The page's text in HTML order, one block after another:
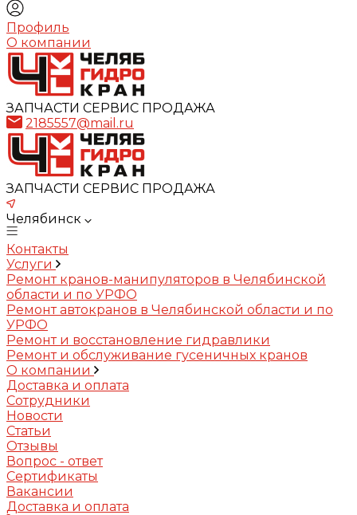
Профиль
О компании
ЗАПЧАСТИ СЕРВИС ПРОДАЖА
2185557@mail.ru
ЗАПЧАСТИ СЕРВИС ПРОДАЖА
Челябинск
Контакты
Услуги
Ремонт кранов-манипуляторов в Челябинской
области и по УРФО
Ремонт автокранов в Челябинской области и по
УРФО
Ремонт и восстановление гидравлики
Ремонт и обслуживание гусеничных кранов
О компании
Доставка и оплата
Сотрудники
Новости
Статьи
Отзывы
Вопрос - ответ
Сертификаты
Вакансии
Доставка и оплата